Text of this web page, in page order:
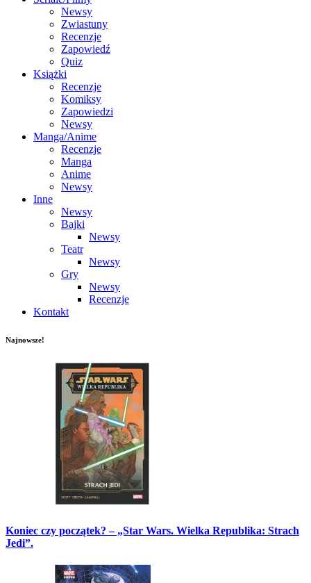
Newsy
Zwiastuny
Recenzje
Zapowiedź
Quiz
Książki
Recenzje
Komiksy
Zapowiedzi
Newsy
Manga/Anime
Recenzje
Manga
Anime
Newsy
Inne
Newsy
Bajki
Newsy
Teatr
Newsy
Gry
Newsy
Recenzje
Kontakt
Najnowsze!
Koniec czy początek? – „Star Wars. Wielka Republika: Strach
Jedi”.